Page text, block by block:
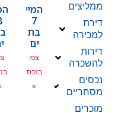
ממליצים
דירת
למכירה
דירות
להשכרה
נכסים
מסחריים
מוכרים
המייסדים
7
בת
ים
צפו
בנכס
»